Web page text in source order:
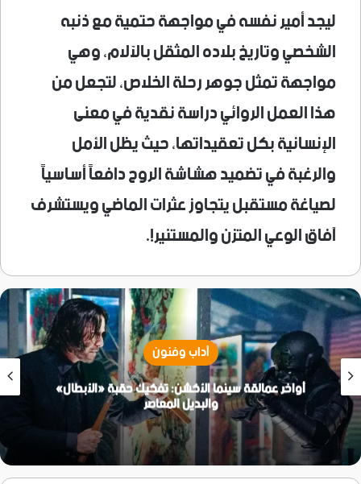
ليجد أمير نفسه في مواجهة حتمية مع ذنبه
الشخصي وتاريخ بلاده المثقل بالآلام، وهي
مواجهة تمثل جوهر رحلة الخلاص، لتجعل من
هذا العمل الروائي دراسة نقدية في معنى
الإنسانية بكل تعقيداتها، حيث يظل الأمل
والرغبة في تضميد هشاشة الروح دافعاً أساسياً
لصياغة مستقبل يتجاوز عثرات الماضي ويستشرف
آفاق الوعي المتزن والمستنير!.
آداب وفنون
​أواخر عمالقة سينما الأكشن: تفكيك حقبة «الأبطال»
والبديل المعاصر